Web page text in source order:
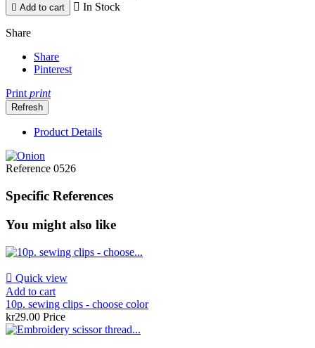
 Add to cart  In Stock
Share
Share
Pinterest
Printprint
Product Details
Reference 0526
Specific References
You might also like
 Quick view
Add to cart
10p. sewing clips - choose color
kr29.00 Price